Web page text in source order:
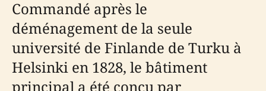
Commandé après le
déménagement de la seule
université de Finlande de Turku à
Helsinki en 1828, le bâtiment
principal a été conçu par